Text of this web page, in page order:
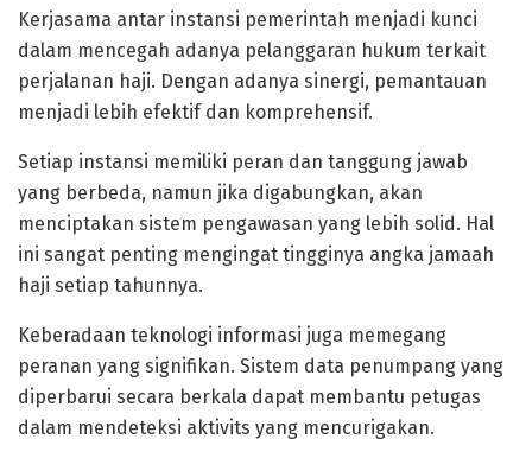
Kerjasama antar instansi pemerintah menjadi kunci
dalam mencegah adanya pelanggaran hukum terkait
perjalanan haji. Dengan adanya sinergi, pemantauan
menjadi lebih efektif dan komprehensif.
Setiap instansi memiliki peran dan tanggung jawab
yang berbeda, namun jika digabungkan, akan
menciptakan sistem pengawasan yang lebih solid. Hal
ini sangat penting mengingat tingginya angka jamaah
haji setiap tahunnya.
Keberadaan teknologi informasi juga memegang
peranan yang signifikan. Sistem data penumpang yang
diperbarui secara berkala dapat membantu petugas
dalam mendeteksi aktivits yang mencurigakan.